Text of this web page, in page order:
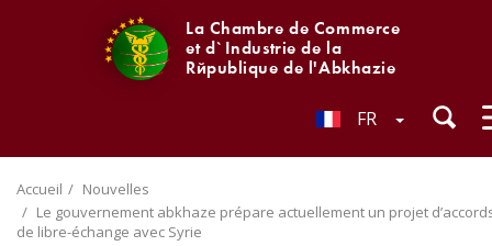
La Chambre de Commerce
et d`Industrie de la
République de l'Abkhazie
FR
Accueil
Nouvelles
Le gouvernement abkhaze prépare actuellement un projet
de libre-échange avec Syrie